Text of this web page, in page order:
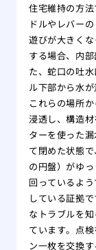
住宅維持の方
ドルやレバー
遊びが大きく
する場合、内
た、蛇口の吐
ル下部から水
これらの場所
浸透し、構造
ターを使った
て閉めた状態
の円盤）がゆ
回っているよ
している証拠
なトラブルを
ています。点
ン一枚を交換